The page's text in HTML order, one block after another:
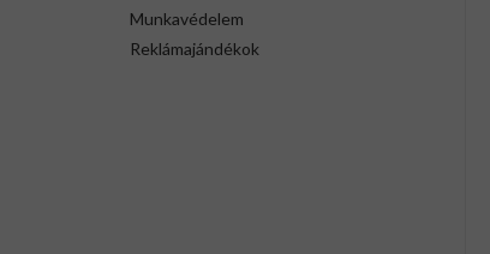
Munkavédelem
Reklámajándékok